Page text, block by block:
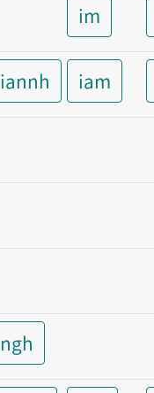
im
iannh iam
ngh